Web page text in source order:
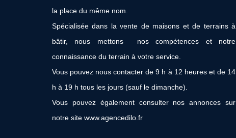
la place du même nom.
Spécialisée dans la vente de maisons et de terrains à
bâtir, nous mettons nos compétences et notre
connaissance du terrain à votre service.
Vous pouvez nous contacter de 9 h à 12 heures et de 14
h à 19 h tous les jours (sauf le dimanche).
Vous pouvez également consulter nos annonces sur
notre site www.agencedilo.fr